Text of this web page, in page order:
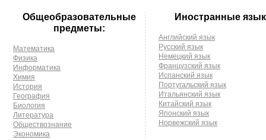
Общеобразовательные
предметы:
Математика
Физика
Информатика
Химия
История
География
Биология
Литература
Обществознание
Экономика
Иностранные
Английский язык
Русский язык
Немецкий язык
Французский язык
Испанский язык
Португальский язык
Итальянский язык
Китайский язык
Японский язык
Норвежский язык